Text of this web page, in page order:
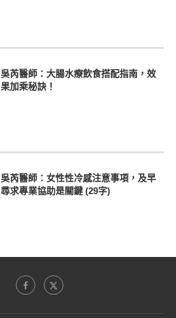
吳芮醫師：大腸水療飲食搭配指南，效
果加乘秘訣！
吳芮醫師：女性性冷感注意事項，及早
尋求專業協助是關鍵 (29字)